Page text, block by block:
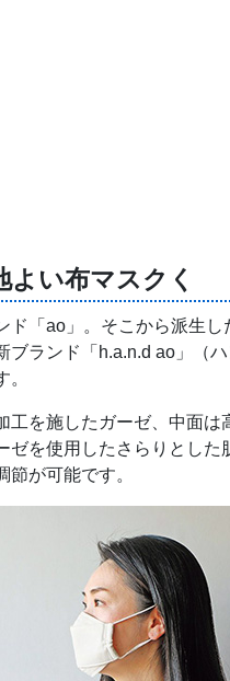
よい布マスクく
ド「ao」。そこから派生し
ブランド「h.a.n.d ao」（
工を施したガーゼ、中面は
を使用したさらりとした
が可能です。